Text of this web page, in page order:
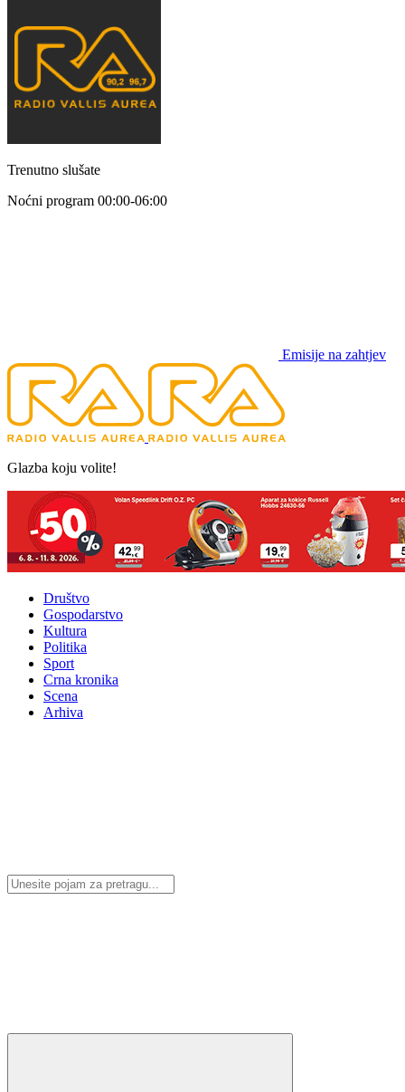
Trenutno slušate
Noćni program 00:00-06:00
Emisije na zahtjev
Glazba koju volite!
Društvo
Gospodarstvo
Kultura
Politika
Sport
Crna kronika
Scena
Arhiva